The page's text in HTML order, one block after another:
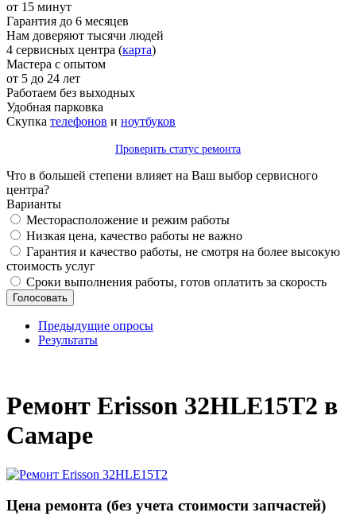
от 15 минут
Гарантия до 6 месяцев
Нам доверяют тысячи людей
4 сервисных центра (карта)
Мастера с опытом
от 5 до 24 лет
Работаем без выходных
Удобная парковка
Скупка телефонов и ноутбуков
Проверить статус ремонта
Что в большей степени влияет на Ваш выбор сервисного
центра?
Варианты
Месторасположение и режим работы
Низкая цена, качество работы не важно
Гарантия и качество работы, не смотря на более высокую
стоимость услуг
Сроки выполнения работы, готов оплатить за скорость
Предыдущие опросы
Результаты
Ремонт Erisson 32HLE15T2 в
Самаре
Цена ремонта (без учета стоимости запчастей)